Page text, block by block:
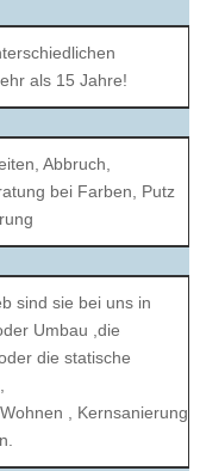
als 15 Jahre!
Abbruch,
bei Farben, Putz
sind sie bei uns in
Umbau ,die
die statische
, Kernsanierung